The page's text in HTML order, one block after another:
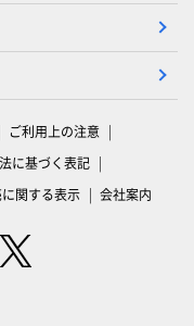
ご利用上の注意
に基づく表記
関する表示 会社案内